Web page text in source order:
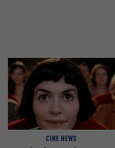
CINE NEWS